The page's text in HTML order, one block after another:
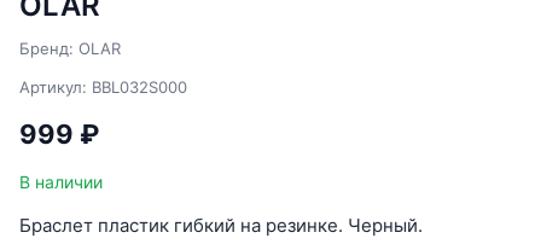
Бренд: OLAR
Артикул: BBL032S000
999 ₽
В наличии
Браслет пластик гибкий на резинке. Черный.